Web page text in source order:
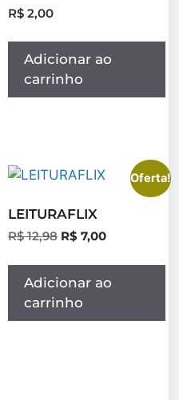
R$ 2,00
Adicionar ao
carrinho
Oferta!
LEITURAFLIX
R$12,98 R$ 7,00
Adicionar ao
carrinho